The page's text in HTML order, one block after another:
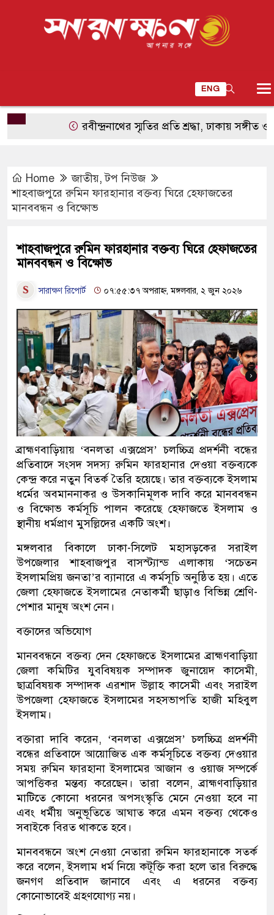
ENG
রবীন্দ্রনাথের স্মৃতির প্রতি শ্রদ্ধা, ঢাকায় সঙ্গীত ও
Home জাতীয়,টপ নিউজ
শাহবাজপুরে রুমিন ফারহানার বক্তব্য ঘিরে হেফাজতের
মানববন্ধন ও বিক্ষোভ
শাহবাজপুরে রুমিন ফারহানার বক্তব্য ঘিরে হেফাজতের
মানববন্ধন ও বিক্ষোভ
সারাক্ষণ রিপোর্ট ০৭:৫৫:৩৭ অপরাহ্ন, মঙ্গলবার, ২ জুন ২০২৬
ব্রাহ্মণবাড়িয়ায় ‘বনলতা এক্সপ্রেস’ চলচ্চিত্র প্রদর্শনী বন্ধের
প্রতিবাদে সংসদ সদস্য রুমিন ফারহানার দেওয়া বক্তব্যকে
কেন্দ্র করে নতুন বিতর্ক তৈরি হয়েছে। তার বক্তব্যকে ইসলাম
ধর্মের অবমাননাকর ও উসকানিমূলক দাবি করে মানববন্ধন
ও বিক্ষোভ কর্মসূচি পালন করেছে হেফাজতে ইসলাম ও
স্থানীয় ধর্মপ্রাণ মুসল্লিদের একটি অংশ।
মঙ্গলবার বিকালে ঢাকা-সিলেট মহাসড়কের সরাইল
উপজেলার শাহবাজপুর বাসস্ট্যান্ড এলাকায় ‘সচেতন
ইসলামপ্রিয় জনতা’র ব্যানারে এ কর্মসূচি অনুষ্ঠিত হয়। এতে
জেলা হেফাজতে ইসলামের নেতাকর্মী ছাড়াও বিভিন্ন শ্রেণি-
পেশার মানুষ অংশ নেন।
বক্তাদের অভিযোগ
মানববন্ধনে বক্তব্য দেন হেফাজতে ইসলামের ব্রাহ্মণবাড়িয়া
জেলা কমিটির যুববিষয়ক সম্পাদক জুনায়েদ কাসেমী,
ছাত্রবিষয়ক সম্পাদক এরশাদ উল্লাহ কাসেমী এবং সরাইল
উপজেলা হেফাজতে ইসলামের সহসভাপতি হাজী মহিবুল
ইসলাম।
বক্তারা দাবি করেন, ‘বনলতা এক্সপ্রেস’ চলচ্চিত্র প্রদর্শনী
বন্ধের প্রতিবাদে আয়োজিত এক কর্মসূচিতে বক্তব্য দেওয়ার
সময় রুমিন ফারহানা ইসলামের আজান ও ওয়াজ সম্পর্কে
আপত্তিকর মন্তব্য করেছেন। তারা বলেন, ব্রাহ্মণবাড়িয়ার
মাটিতে কোনো ধরনের অপসংস্কৃতি মেনে নেওয়া হবে না
এবং ধর্মীয় অনুভূতিতে আঘাত করে এমন বক্তব্য থেকেও
সবাইকে বিরত থাকতে হবে।
মানববন্ধনে অংশ নেওয়া নেতারা রুমিন ফারহানাকে সতর্ক
করে বলেন, ইসলাম ধর্ম নিয়ে কটূক্তি করা হলে তার বিরুদ্ধে
জনগণ প্রতিবাদ জানাবে এবং এ ধরনের বক্তব্য
কোনোভাবেই গ্রহণযোগ্য নয়।